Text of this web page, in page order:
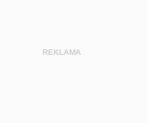
REKLAMA